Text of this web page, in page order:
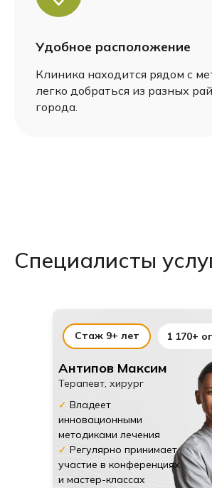
Удобное расположение
Клиника находится рядом с
легко добраться из разных
города.
Специалисты
Антипов Максим
Стаж 9+ лет 1 170+
Терапевт, хирург
✓ Владеет
инновационными
методиками лечения
✓ Регулярно принимает
участие в конференциях
и мастер-классах
Виктория